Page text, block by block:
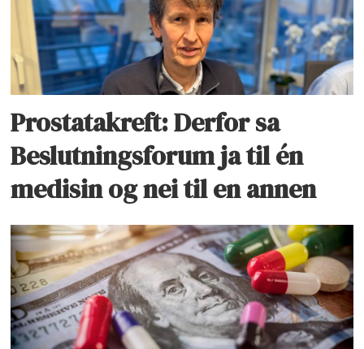
Prostatakreft: Derfor sa
Beslutningsforum ja til én
medisin og nei til en annen